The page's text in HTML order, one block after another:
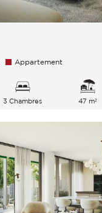
Appartement
3 Chambres 47 m²